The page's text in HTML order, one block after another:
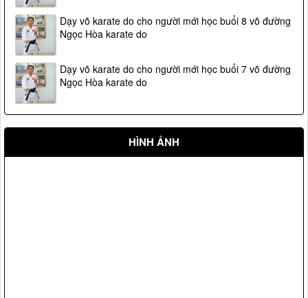
Dạy võ karate do cho người mới học buổi 8 võ đường
Ngọc Hòa karate do
Dạy võ karate do cho người mới học buổi 7 võ đường
Ngọc Hòa karate do
HÌNH ẢNH